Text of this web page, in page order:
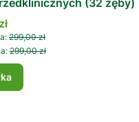
(32 zęby)
299,00 zł
299,00 zł